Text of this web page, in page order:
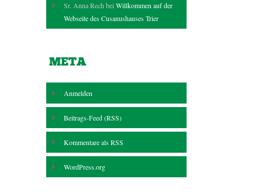
Sr. Anna Rech beiWillkommen auf der
Webseite des Cusanushauses Trier
META
Anmelden
Beitrags-Feed (RSS)
Kommentare alsRSS
WordPress.org